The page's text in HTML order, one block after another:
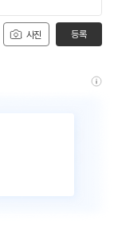
사진 등록